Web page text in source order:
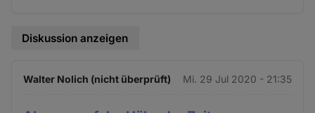
Diskussion anzeigen
Walter Nolich (nicht überprüft) Mi. 29 Jul 2020 - 21:35